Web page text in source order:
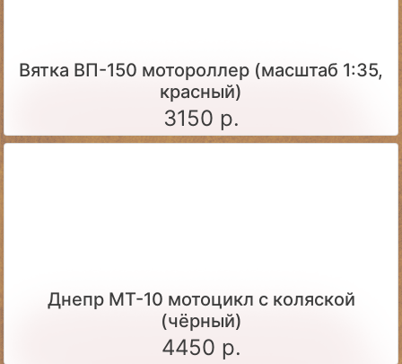
Вятка ВП-150 мотороллер (масштаб 1:35,
красный)
3150 р.
Днепр МТ-10 мотоцикл с коляской
(чёрный)
4450 р.